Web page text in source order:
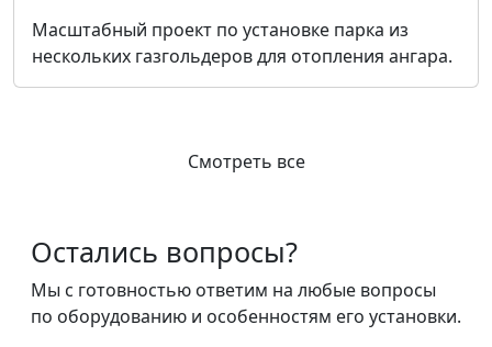
Масштабный проект по установке парка из
нескольких газгольдеров для отопления ангара.
Смотреть все
Остались вопросы?
Мы с готовностью ответим на любые вопросы
по оборудованию и особенностям его установки.